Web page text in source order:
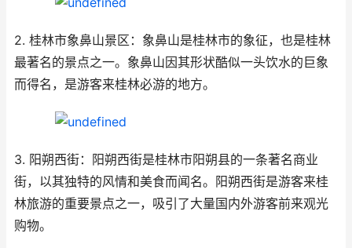
2. 桂林市象鼻山景区：象鼻山是桂林市的象征，也是桂林
最著名的景点之一。象鼻山因其形状酷似一头饮水的巨象
而得名，是游客来桂林必游的地方。
3. 阳朔西街：阳朔西街是桂林市阳朔县的一条著名商业
街，以其独特的风情和美食而闻名。阳朔西街是游客来桂
林旅游的重要景点之一，吸引了大量国内外游客前来观光
购物。